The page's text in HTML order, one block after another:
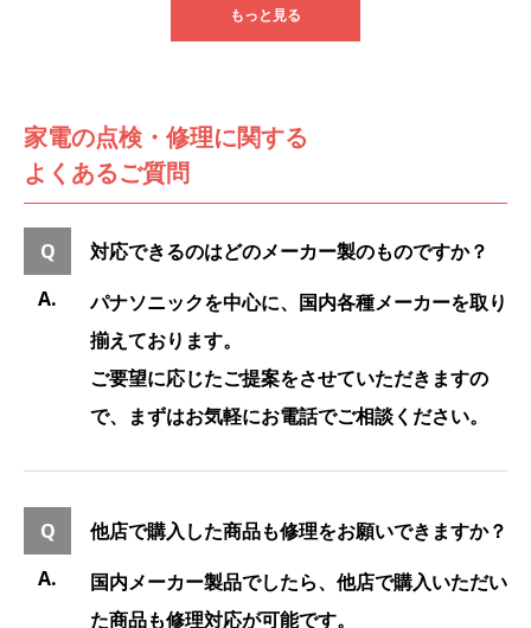
もっと見る
家電の点検・修理に関する
よくあるご質問
対応できるのはどのメーカー製のものですか？
パナソニックを中心に、国内各種メーカーを取り
揃えております。
ご要望に応じたご提案をさせていただきますの
で、まずはお気軽にお電話でご相談ください。
他店で購入した商品も修理をお願いできますか？
国内メーカー製品でしたら、他店で購入いただい
た商品も修理対応が可能です。